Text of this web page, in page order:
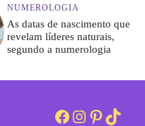
NUMEROLOGIA
As datas de nascimento que
revelam líderes naturais,
segundo a numerologia
Facebook
Instagram
Pinterest
TikTok